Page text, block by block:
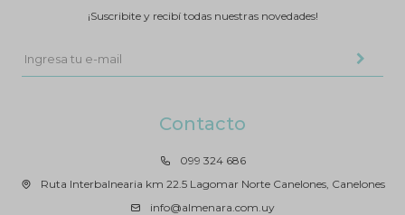
Contacto
099 324 686
Ruta Interbalnearia km 22.5 Lagomar Norte Canelones, Canelones
info@almenara.com.uy
¡Suscribite y recibí todas nuestras novedades!